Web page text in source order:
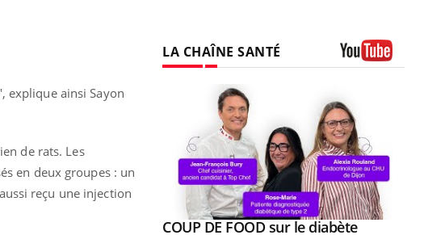
explique ainsi Sayon
de rats. Les
en deux groupes : un
reçu une injection
LA CHAÎNE SANTÉ
Youtube
COUP DE FOOD sur le diabèteYoutube